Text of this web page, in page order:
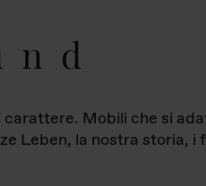
Mobili che si
Leben, la nostra storia,